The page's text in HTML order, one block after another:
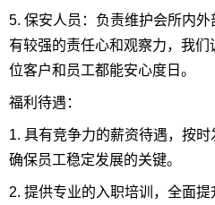
5. 保安人员：负责维护会所内外
有较强的责任心和观察力，我
位客户和员工都能安心度日。
福利待遇：
1. 具有竞争力的薪资待遇，按
确保员工稳定发展的关键。
2. 提供专业的入职培训，全面